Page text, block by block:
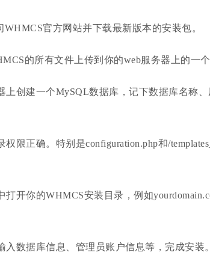
官方网站并下载最新版本的安装包。
的所有文件上传到你的web服务器上的一个
创建一个MySQL数据库，记下数据库名称、
正确。特别是configuration.php和/
你的WHMCS安装目录，例如
数据库信息、管理员账户信息等，完成安装。